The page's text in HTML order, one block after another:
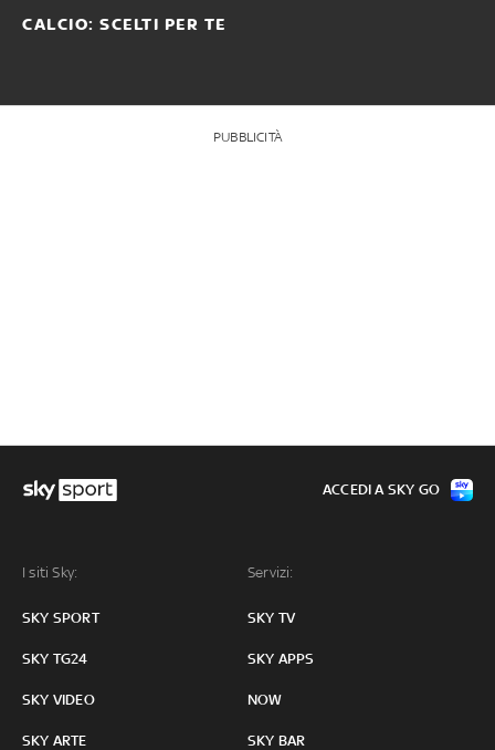
CALCIO: SCELTI PER TE
PUBBLICITÀ
I siti Sky:
SKY SPORT
SKY TG24
SKY VIDEO
SKY ARTE
Servizi:
SKY TV
SKY APPS
NOW
SKY BAR
ACCEDI A SKY GO